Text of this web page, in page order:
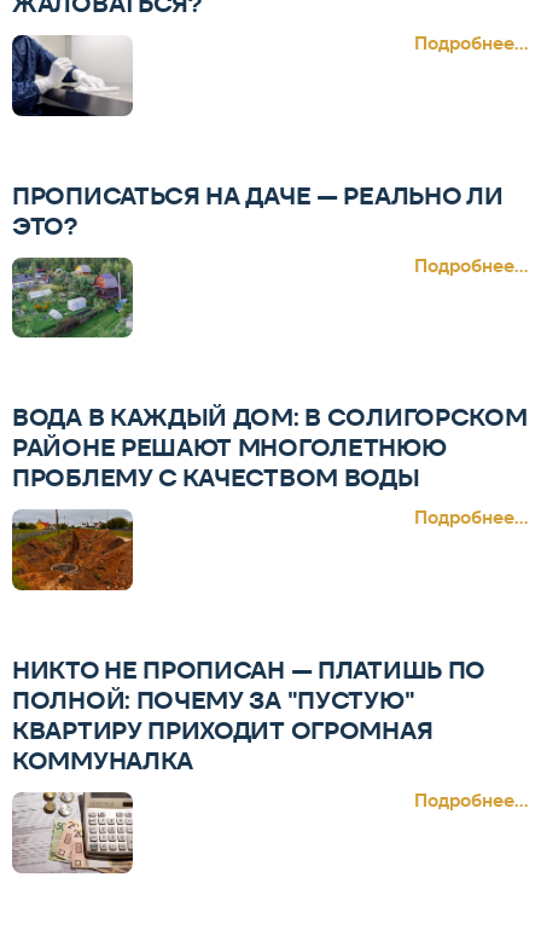
Подробнее...
ПРОПИСАТЬСЯ НА ДАЧЕ — РЕАЛЬНО ЛИ
ЭТО?
Подробнее...
ВОДА В КАЖДЫЙ ДОМ: В СОЛИГОРСКОМ
РАЙОНЕ РЕШАЮТ МНОГОЛЕТНЮЮ
ПРОБЛЕМУ С КАЧЕСТВОМ ВОДЫ
Подробнее...
НИКТО НЕ ПРОПИСАН — ПЛАТИШЬ ПО
ПОЛНОЙ: ПОЧЕМУ ЗА "ПУСТУЮ"
КВАРТИРУ ПРИХОДИТ ОГРОМНАЯ
КОММУНАЛКА
Подробнее...